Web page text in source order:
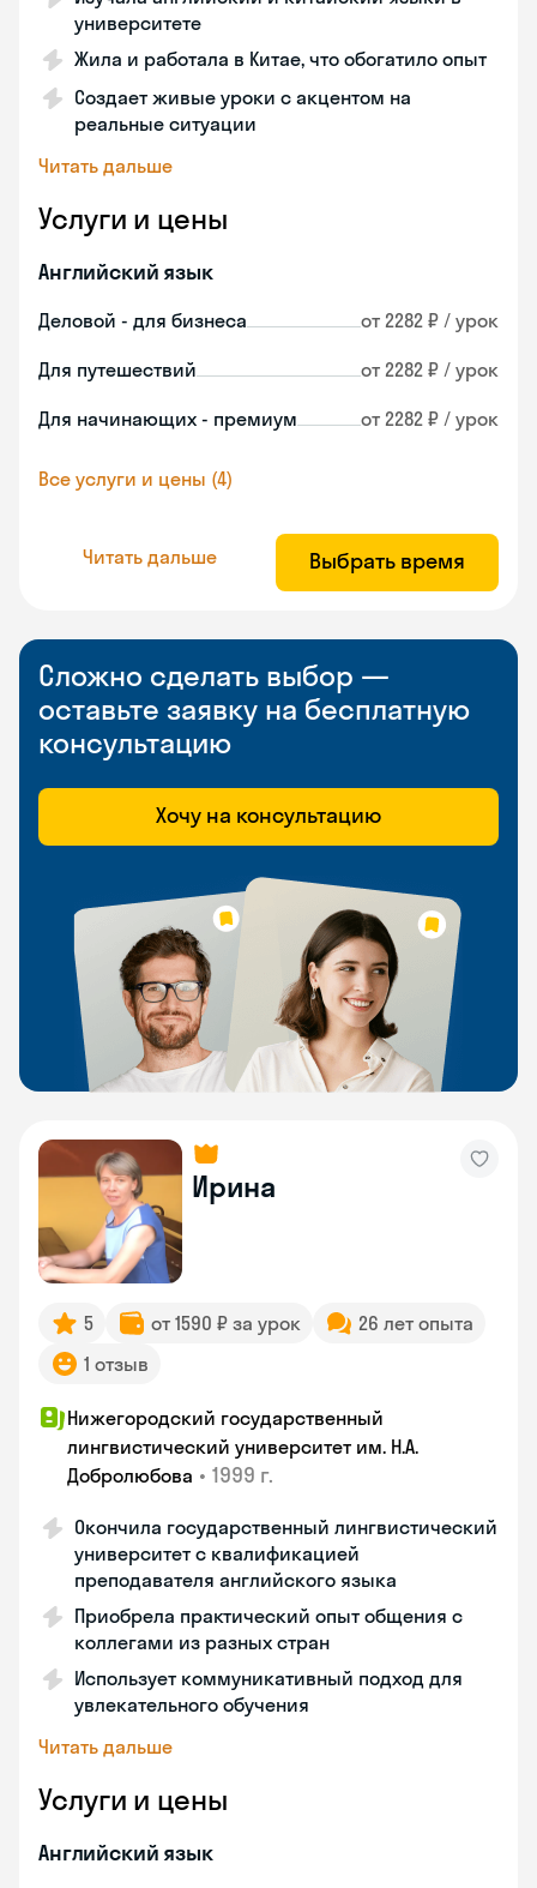
университете
Жила и работала в Китае, что обогатило опыт
Создает живые уроки с акцентом на
реальные ситуации
Читать дальше
Услуги и цены
Английский язык
Деловой - для бизнеса от 2282 ₽ / урок
Для путешествий от 2282 ₽ / урок
Для начинающих - премиум от 2282 ₽ / урок
Все услуги и цены (4)
Читать дальше Выбрать время
Сложно сделать выбор —
оставьте заявку на бесплатную
консультацию
Хочу на консультацию
Ирина
5 от 1590 ₽ за урок
26 лет опыта
1 отзыв
Нижегородский государственный
лингвистический университет им. Н.А.
Добролюбова • 1999 г.
Окончила государственный лингвистический
университет с квалификацией
преподавателя английского языка
Приобрела практический опыт общения с
коллегами из разных стран
Использует коммуникативный подход для
увлекательного обучения
Читать дальше
Услуги и цены
Английский язык